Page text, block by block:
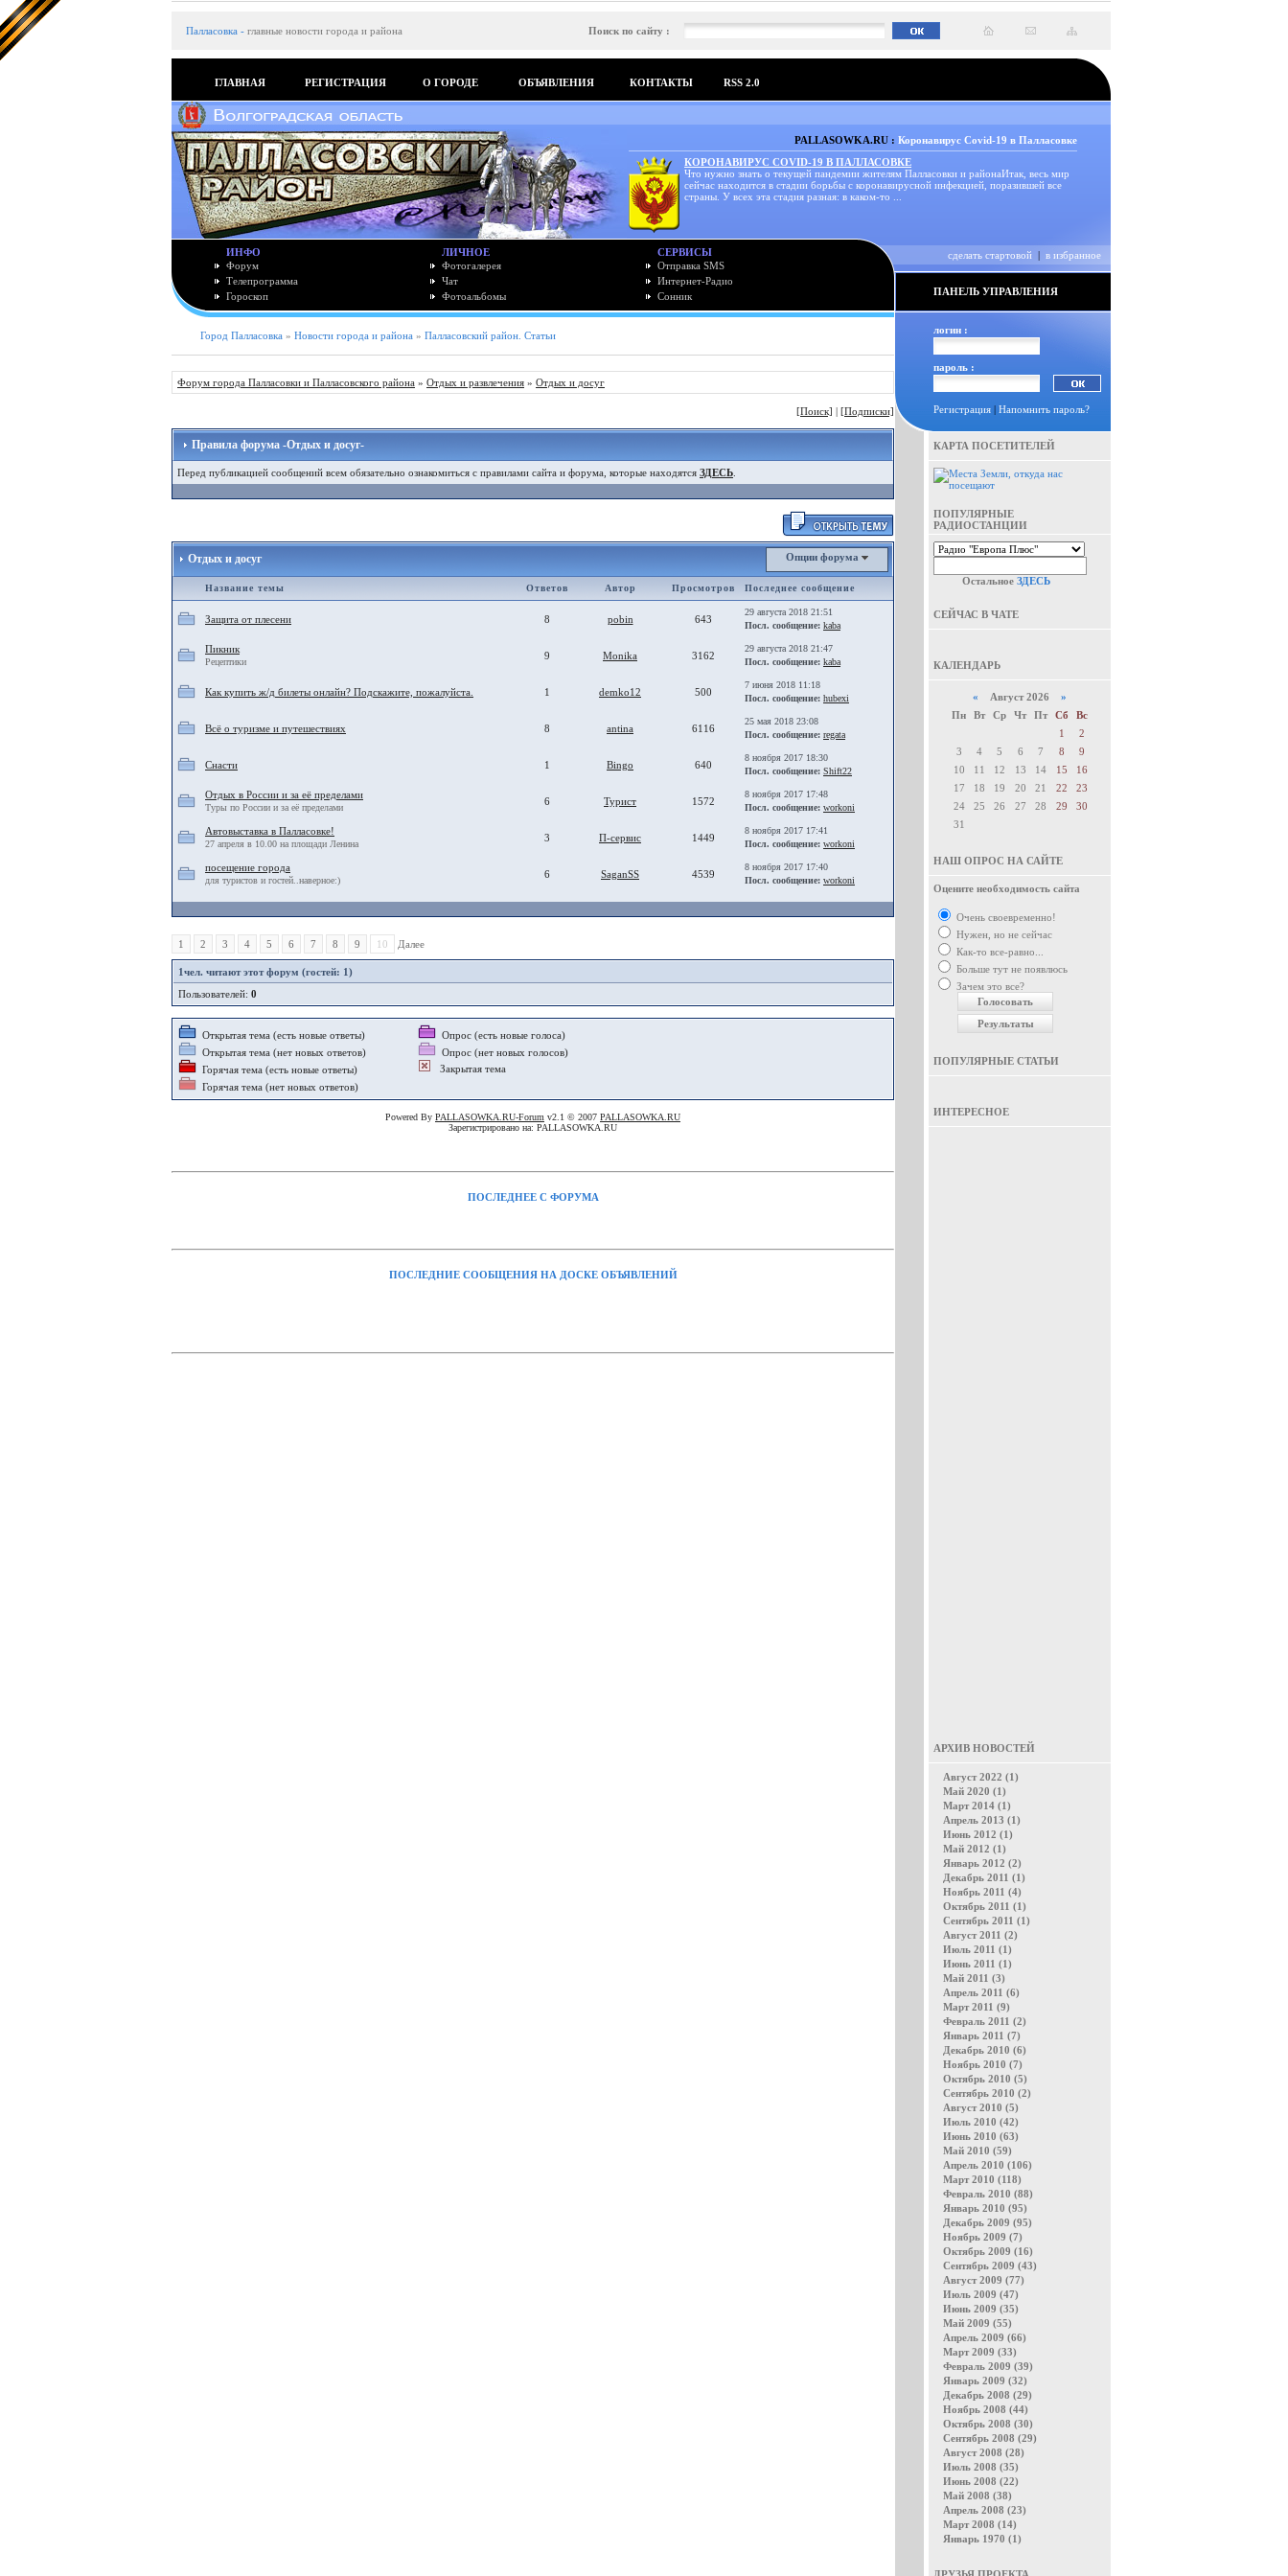
Палласовка - главные новости города и района Поиск по сайту :
ГЛАВНАЯ РЕГИСТРАЦИЯ О ГОРОДЕ ОБЪЯВЛЕНИЯ КОНТАКТЫ RSS 2.0
PALLASOWKA.RU : Коронавирус Covid-19 в Палласовке
КОРОНАВИРУС COVID-19 В ПАЛЛАСОВКЕ
Что нужно знать о текущей пандемии жителям Палласовки и районаИтак, весь мир
сейчас находится в стадии борьбы с коронавирусной инфекцией, поразившей все
страны. У всех эта стадия разная: в каком-то ...
ИНФО
Форум
Телепрограмма
Гороскоп
ЛИЧНОЕ
Фотогалерея
Чат
Фотоальбомы
СЕРВИСЫ
Отправка SMS
Интернет-Радио
Сонник
сделать стартовой | в избранное
ПАНЕЛЬ УПРАВЛЕНИЯ
Город Палласовка » Новости города и района » Палласовский район. Статьи
Форум города Палласовки и Палласовского района » Отдых и развлечения » Отдых и досуг
[Поиск] | [Подписки]
Правила форума -Отдых и досуг-
Перед публикацией сообщений всем обязательно ознакомиться с правилами сайта и форума, которые находятся ЗДЕСЬ
Отдых и досуг Опции форума
Название темы Ответов Автор Просмотров Последнее сообщение
Защита от плесени 8 pobin 643
29 августа 2018 21:51
Посл. сообщение: kaba
Пикник
Рецептики
9 Monika 3162
29 августа 2018 21:47
Посл. сообщение: kaba
Как купить ж/д билеты онлайн? Подскажите, пожалуйста. 1 demko12 500
7 июня 2018 11:18
Посл. сообщение: hubexi
Всё о туризме и путешествиях 8 antina 6116
25 мая 2018 23:08
Посл. сообщение: regata
Снасти 1 Bingo 640
8 ноября 2017 18:30
Посл. сообщение: Shift22
Отдых в России и за её пределами
Туры по России и за её пределами
6 Турист 1572
8 ноября 2017 17:48
Посл. сообщение: workoni
Автовыставка в Палласовке!
27 апреля в 10.00 на площади Ленина
3 П-сервис 1449
8 ноября 2017 17:41
Посл. сообщение: workoni
посещение города
для туристов и гостей..наверное:)
6 SaganSS 4539
8 ноября 2017 17:40
Посл. сообщение: workoni
1 2 3 4 5 6 7 8 9 10 Далее
1чел. читают этот форум (гостей: 1)
Пользователей: 0
Открытая тема (есть новые ответы)
Открытая тема (нет новых ответов)
Горячая тема (есть новые ответы)
Горячая тема (нет новых ответов)
Опрос (есть новые голоса)
Опрос (нет новых голосов)
Закрытая тема
Powered By PALLASOWKA.RU-Forum v2.1 © 2007 PALLASOWKA.RU
Зарегистрировано на: PALLASOWKA.RU
ПОСЛЕДНЕЕ С ФОРУМА
ПОСЛЕДНИЕ СООБЩЕНИЯ НА ДОСКЕ ОБЪЯВЛЕНИЙ
логин :
пароль :
Регистрация | Напомнить пароль?
КАРТА ПОСЕТИТЕЛЕЙ
ПОПУЛЯРНЫЕ
РАДИОСТАНЦИИ
Остальное ЗДЕСЬ
СЕЙЧАС В ЧАТЕ
КАЛЕНДАРЬ
« Август 2026 »
Пн
Вт Ср Чт Пт Сб
Вс
1
2
3
4 5 6 7 8
9
10
11 12 13 14 15
16
17
18 19 20 21 22
23
24
25 26 27 28 29
30
31
НАШ ОПРОС НА САЙТЕ
Оцените необходимость сайта
Очень своевременно!
Нужен, но не сейчас
Как-то все-равно...
Больше тут не появлюсь
Зачем это все?
ПОПУЛЯРНЫЕ СТАТЬИ
ИНТЕРЕСНОЕ
АРХИВ НОВОСТЕЙ
Август 2022 (1)
Май 2020 (1)
Март 2014 (1)
Апрель 2013 (1)
Июнь 2012 (1)
Май 2012 (1)
Январь 2012 (2)
Декабрь 2011 (1)
Ноябрь 2011 (4)
Октябрь 2011 (1)
Сентябрь 2011 (1)
Август 2011 (2)
Июль 2011 (1)
Июнь 2011 (1)
Май 2011 (3)
Апрель 2011 (6)
Март 2011 (9)
Февраль 2011 (2)
Январь 2011 (7)
Декабрь 2010 (6)
Ноябрь 2010 (7)
Октябрь 2010 (5)
Сентябрь 2010 (2)
Август 2010 (5)
Июль 2010 (42)
Июнь 2010 (63)
Май 2010 (59)
Апрель 2010 (106)
Март 2010 (118)
Февраль 2010 (88)
Январь 2010 (95)
Декабрь 2009 (95)
Ноябрь 2009 (7)
Октябрь 2009 (16)
Сентябрь 2009 (43)
Август 2009 (77)
Июль 2009 (47)
Июнь 2009 (35)
Май 2009 (55)
Апрель 2009 (66)
Март 2009 (33)
Февраль 2009 (39)
Январь 2009 (32)
Декабрь 2008 (29)
Ноябрь 2008 (44)
Октябрь 2008 (30)
Сентябрь 2008 (29)
Август 2008 (28)
Июль 2008 (35)
Июнь 2008 (22)
Май 2008 (38)
Апрель 2008 (23)
Март 2008 (14)
Январь 1970 (1)